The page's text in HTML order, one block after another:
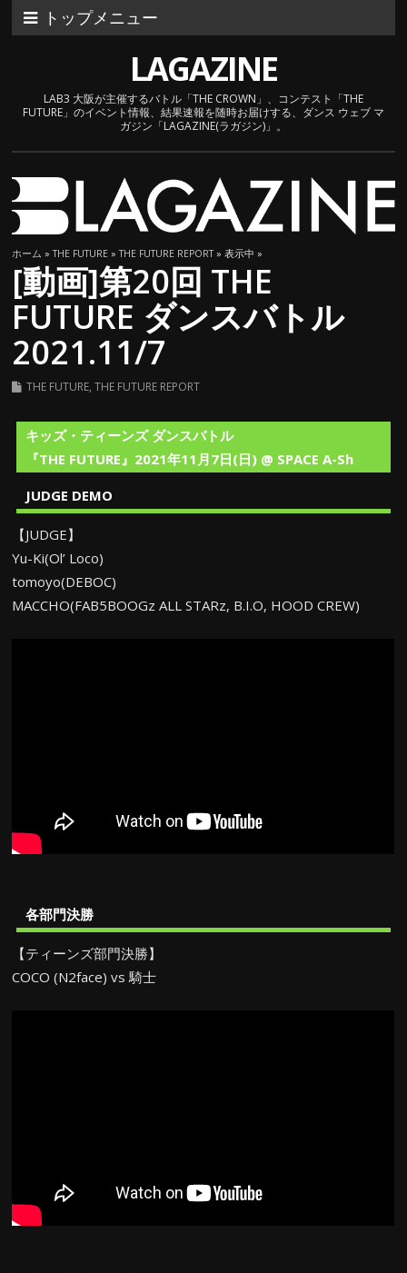
トップメニュー
LAGAZINE
LAB3 大阪が主催するバトル「THE CROWN」、コンテスト「THE
FUTURE」のイベント情報、結果速報を随時お届けする、ダンス ウェブ マ
ガジン「LAGAZINE(ラガジン)」。
ホーム »THE FUTURE »THE FUTURE REPORT» 表示中 »
[動画]第20回 THE
FUTURE ダンスバトル
2021.11/7
THE FUTURE,THE FUTURE REPORT
キッズ・ティーンズ ダンスバトル
『THE FUTURE』2021年11月7日(日) @ SPACE A-Sh
JUDGE DEMO
【JUDGE】
Yu-Ki(Ol’ Loco)
tomoyo(DEBOC)
MACCHO(FAB5BOOGz ALL STARz, B.I.O, HOOD CREW)
各部門決勝
【ティーンズ部門決勝】
COCO (N2face) vs 騎士